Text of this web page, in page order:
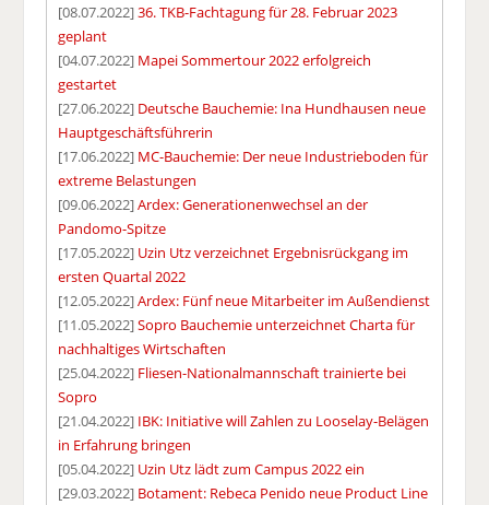
[08.07.2022]36. TKB-Fachtagung für 28. Februar 2023
geplant
[04.07.2022] Mapei Sommertour 2022 erfolgreich
gestartet
[27.06.2022] Deutsche Bauchemie: Ina Hundhausen neue
Hauptgeschäftsführerin
[17.06.2022] MC-Bauchemie: Der neue Industrieboden für
extreme Belastungen
[09.06.2022]Ardex: Generationenwechsel an der
Pandomo-Spitze
[17.05.2022] Uzin Utz verzeichnet Ergebnisrückgang im
ersten Quartal 2022
[12.05.2022]Ardex: Fünf neue Mitarbeiter im Außendienst
[11.05.2022]Sopro Bauchemie unterzeichnet Charta für
nachhaltiges Wirtschaften
[25.04.2022] Fliesen-Nationalmannschaft trainierte bei
Sopro
[21.04.2022] IBK: Initiative will Zahlen zu Looselay-Belägen
in Erfahrung bringen
[05.04.2022] Uzin Utz lädt zum Campus 2022 ein
[29.03.2022] Botament: Rebeca Penido neue Product Line